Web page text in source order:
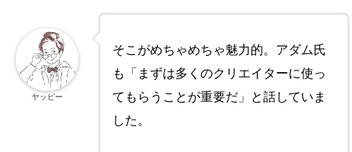
そこがめちゃめちゃ魅力的。アダム氏
も「まずは多くのクリエイターに使っ
てもらうことが重要だ」と話していま
した。
ヤッピー